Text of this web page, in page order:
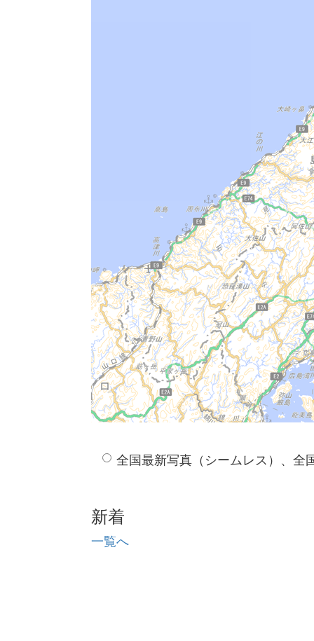
全国最新写真（シームレス）、全
新着
一覧へ